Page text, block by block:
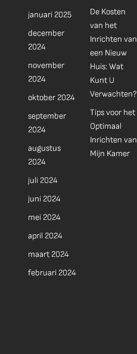
januari 2025
december
2024
november
2024
oktober 2024
september
2024
augustus
2024
juli 2024
juni 2024
mei 2024
april 2024
maart 2024
februari 2024
De Kosten
van het
Inrichten van
een Nieuw
Huis: Wat
Kunt U
Verwachten?
Tips voor het
Optimaal
Inrichten van
Mijn Kamer